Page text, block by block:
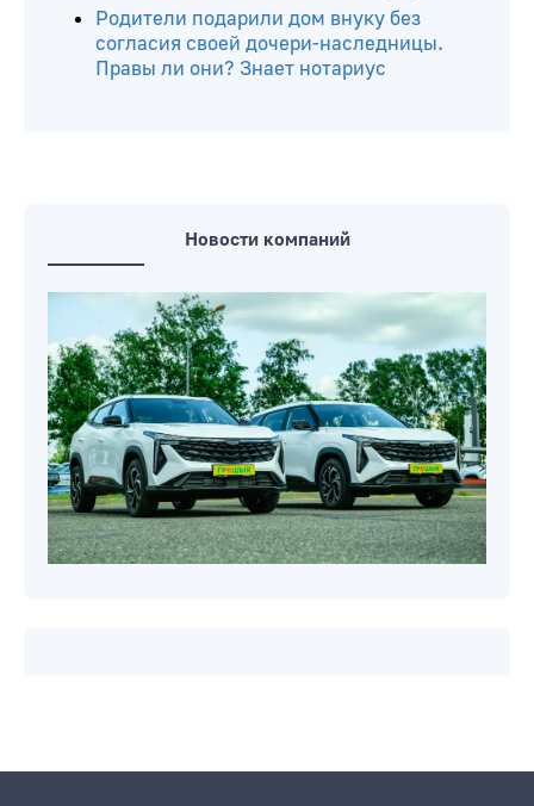
Родители подарили дом внуку без
согласия своей дочери-наследницы.
Правы ли они? Знает нотариус
Новости компаний